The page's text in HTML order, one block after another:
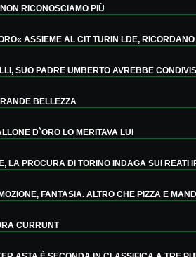
RICONOSCIAMO PIÙ
ASSIEME AL CIT TURIN LDE,
SUO PADRE UMBERTO AVREBBE
BELLEZZA
D`ORO LO MERITAVA LUI
LA PROCURA DI TORINO INDAGA SUI REATI
FANTASIA. ALTRO CHE PIZZA E
CURRUNT